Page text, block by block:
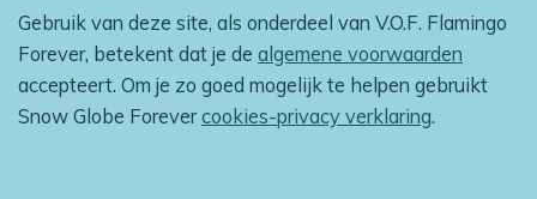
b
o
k
a
g
r
a
m
s
A
p
o
k
Gebruik van deze site, als onderdeel van V.O.F. Flamingo
Forever, betekent dat je de algemene voorwaarden
accepteert. Om je zo goed mogelijk te helpen gebruikt
Snow Globe Forevercookies-privacy verklaring.